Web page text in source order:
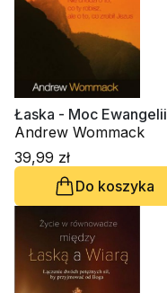
Łaska - Moc Ewangelii
Andrew Wommack
39,99 zł
Do koszyka